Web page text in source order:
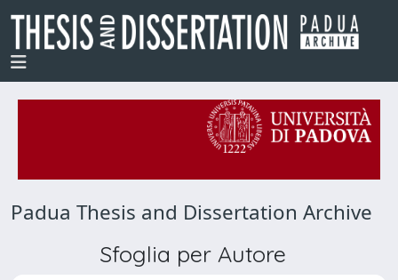
Padua Thesis and Dissertation Archive
Sfoglia per Autore